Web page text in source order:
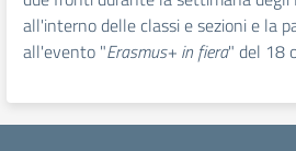
all'interno delle classi e sezioni e la
all'evento "Erasmus+ in fiera" del 18